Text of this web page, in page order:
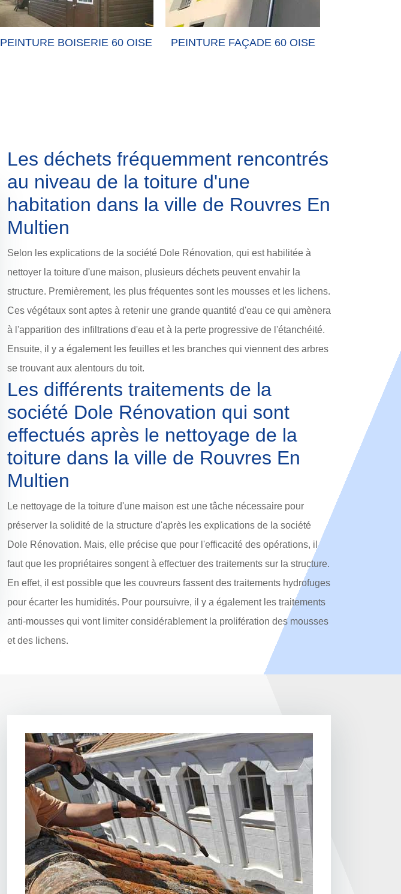
PEINTURE BOISERIE 60 OISE PEINTURE FAÇADE 60 OISE
Les déchets fréquemment rencontrés
au niveau de la toiture d'une
habitation dans la ville de Rouvres En
Multien
Selon les explications de la société Dole Rénovation, qui est habilitée à
nettoyer la toiture d'une maison, plusieurs déchets peuvent envahir la
structure. Premièrement, les plus fréquentes sont les mousses et les lichens.
Ces végétaux sont aptes à retenir une grande quantité d'eau ce qui amènera
à l'apparition des infiltrations d'eau et à la perte progressive de l'étanchéité.
Ensuite, il y a également les feuilles et les branches qui viennent des arbres
se trouvant aux alentours du toit.
Les différents traitements de la
société Dole Rénovation qui sont
effectués après le nettoyage de la
toiture dans la ville de Rouvres En
Multien
Le nettoyage de la toiture d'une maison est une tâche nécessaire pour
préserver la solidité de la structure d'après les explications de la société
Dole Rénovation. Mais, elle précise que pour l'efficacité des opérations, il
faut que les propriétaires songent à effectuer des traitements sur la structure.
En effet, il est possible que les couvreurs fassent des traitements hydrofuges
pour écarter les humidités. Pour poursuivre, il y a également les traitements
anti-mousses qui vont limiter considérablement la prolifération des mousses
et des lichens.